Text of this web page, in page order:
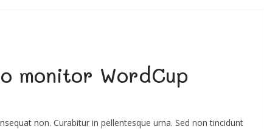
monitor WordCup
non. Curabitur in pellentesque urna. Sed non tincidunt